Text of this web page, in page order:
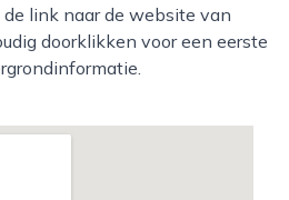
link naar de website van
doorklikken voor een eerste